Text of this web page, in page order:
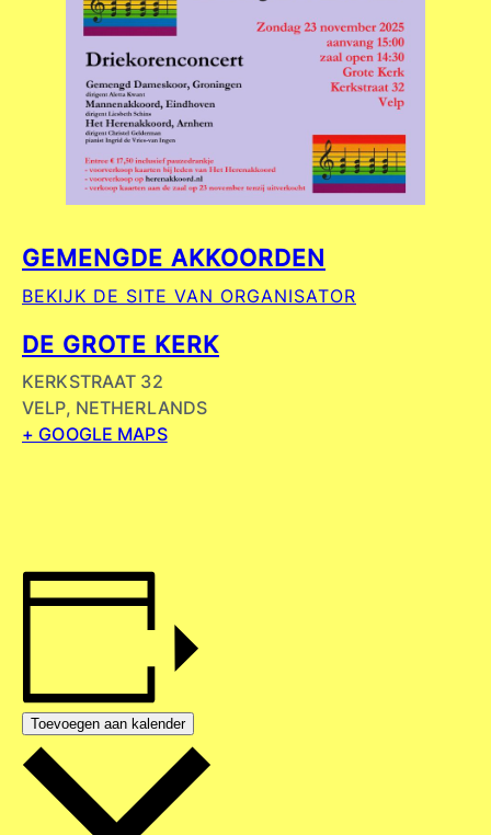
GEMENGDE AKKOORDEN
BEKIJK DE SITE VAN ORGANISATOR
DE GROTE KERK
KERKSTRAAT 32
VELP, NETHERLANDS
+ GOOGLE MAPS
Toevoegen aan kalender